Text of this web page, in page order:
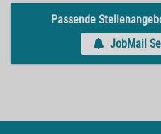
Passende
JobMail